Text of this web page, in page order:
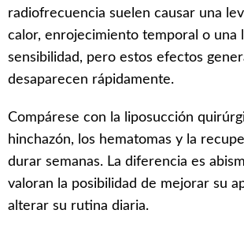
radiofrecuencia suelen causar una
calor, enrojecimiento temporal o una
sensibilidad, pero estos efectos
desaparecen rápidamente.
Compárese con la liposucción
hinchazón, los hematomas y la
durar semanas. La diferencia es
valoran la posibilidad de mejorar su
alterar su rutina diaria.